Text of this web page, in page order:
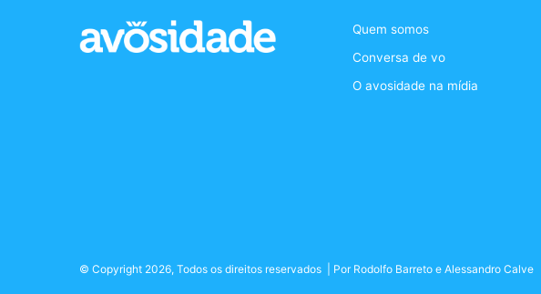
Quem somos
Conversa de vo
O avosidade na mídia
© Copyright 2026, Todos os direitos reservados | Por Rodolfo Barreto e Alessandro Calve